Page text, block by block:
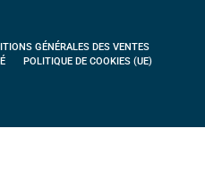
GÉNÉRALES DES VENTES
POLITIQUE DE COOKIES (UE)